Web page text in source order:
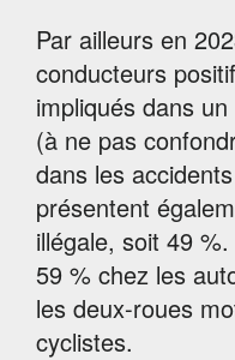
Par ailleurs en
conducteurs
impliqués dans
(à ne pas
dans les
présentent
illégale, soit 49
59 % chez les
les deux-roues
cyclistes.